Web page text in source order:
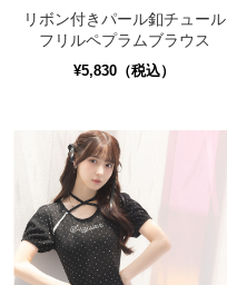
リボン付きパール釦チュール
フリルペプラムブラウス
¥5,830（税込）